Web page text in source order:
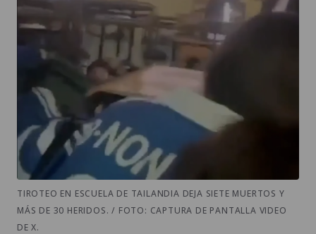
TIROTEO EN ESCUELA DE TAILANDIA DEJA SIETE MUERTOS Y
MÁS DE 30 HERIDOS. / FOTO: CAPTURA DE PANTALLA VIDEO
DE X.